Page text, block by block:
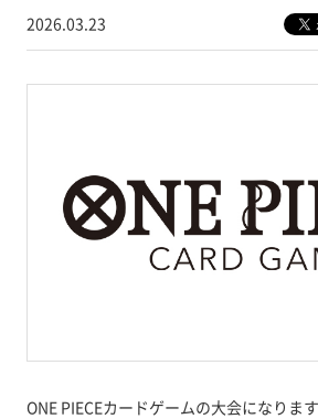
2026.03.23
ONE PIECEカードゲームの大会になります